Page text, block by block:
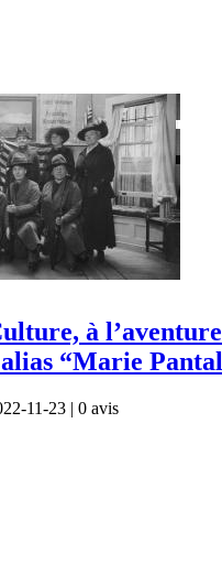
à
“Marie
11-23 | 0 avis